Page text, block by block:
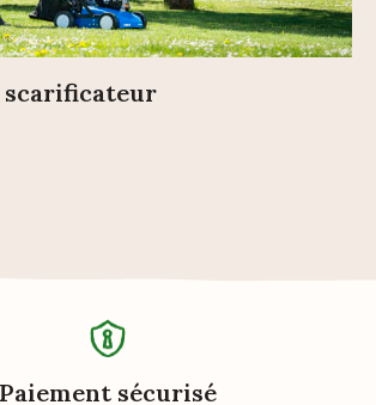
scarificateur
Paiement sécurisé